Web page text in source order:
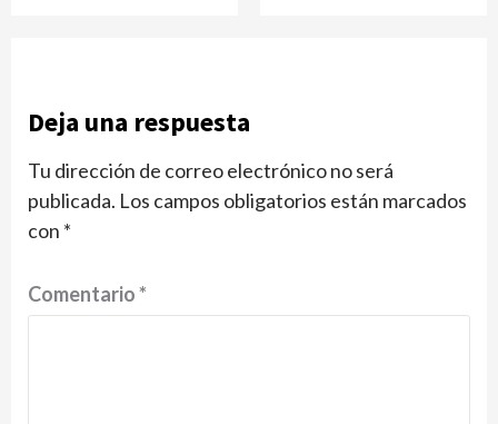
Deja una respuesta
Tu dirección de correo electrónico no será
publicada. Los campos obligatorios están marcados
con *
Comentario*